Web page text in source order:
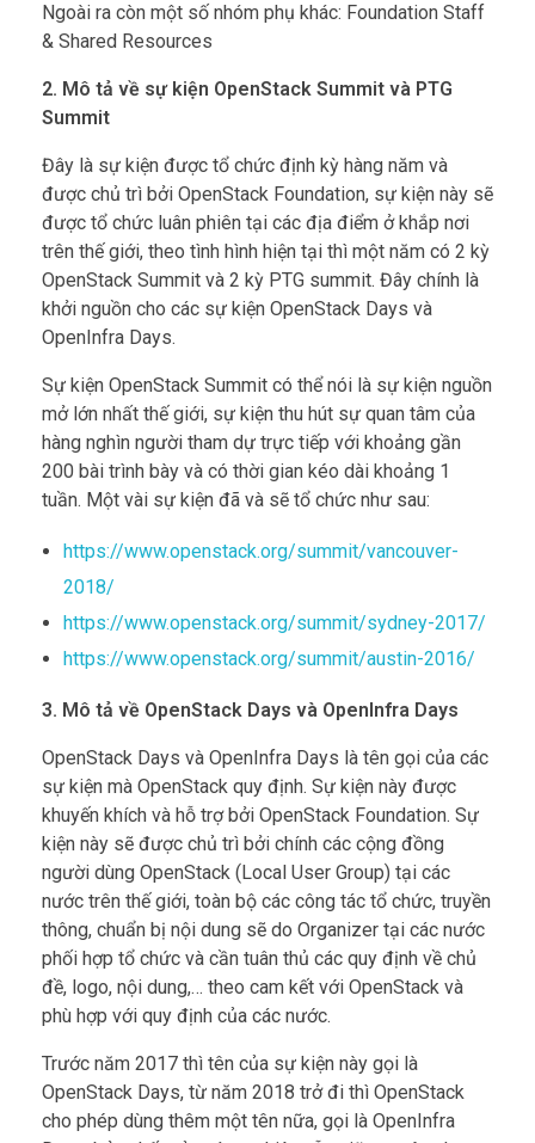
Ngoài ra còn một số nhóm phụ khác: Foundation Staff
& Shared Resources
2. Mô tả về sự kiện OpenStack Summit và PTG
Summit
Đây là sự kiện được tổ chức định kỳ hàng năm và
được chủ trì bởi OpenStack Foundation, sự kiện này sẽ
được tổ chức luân phiên tại các địa điểm ở khắp nơi
trên thế giới, theo tình hình hiện tại thì một năm có 2 kỳ
OpenStack Summit và 2 kỳ PTG summit. Đây chính là
khởi nguồn cho các sự kiện OpenStack Days và
OpenInfra Days.
Sự kiện OpenStack Summit có thể nói là sự kiện nguồn
mở lớn nhất thế giới, sự kiện thu hút sự quan tâm của
hàng nghìn người tham dự trực tiếp với khoảng gần
200 bài trình bày và có thời gian kéo dài khoảng 1
tuần. Một vài sự kiện đã và sẽ tổ chức như sau:
https://www.openstack.org/summit/vancouver-
2018/
https://www.openstack.org/summit/sydney-2017/
https://www.openstack.org/summit/austin-2016/
3. Mô tả về OpenStack Days và OpenInfra Days
OpenStack Days và OpenInfra Days là tên gọi của các
sự kiện mà OpenStack quy định. Sự kiện này được
khuyến khích và hỗ trợ bởi OpenStack Foundation. Sự
kiện này sẽ được chủ trì bởi chính các cộng đồng
người dùng OpenStack (Local User Group) tại các
nước trên thế giới, toàn bộ các công tác tổ chức, truyền
thông, chuẩn bị nội dung sẽ do Organizer tại các nước
phối hợp tổ chức và cần tuân thủ các quy định về chủ
đề, logo, nội dung,… theo cam kết với OpenStack và
phù hợp với quy định của các nước.
Trước năm 2017 thì tên của sự kiện này gọi là
OpenStack Days, từ năm 2018 trở đi thì OpenStack
cho phép dùng thêm một tên nữa, gọi là OpenInfra